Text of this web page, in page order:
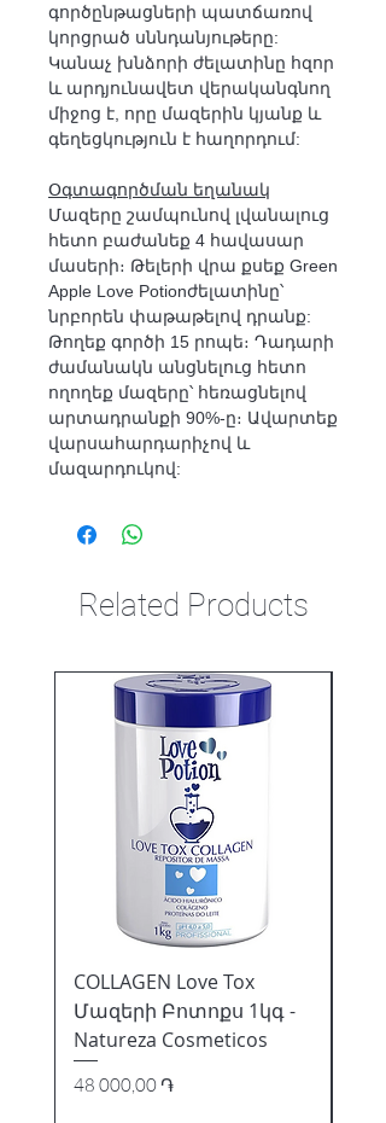
գործընթացների պատճառով
կորցրած սննդանյութերը:
Կանաչ խնձորի ժելատինը հզոր
և արդյունավետ վերականգնող
միջոց է, որը մազերին կյանք և
գեղեցկություն է հաղորդում:
Օգտագործման եղանակ
Մազերը շամպունով լվանալուց
հետո բաժանեք 4 հավասար
մասերի։ Թելերի վրա քսեք Green
Apple Love Potionժելատինը՝
նրբորեն փաթաթելով դրանք:
Թողեք գործի 15 րոպե։ Դադարի
ժամանակն անցնելուց հետո
ողողեք մազերը՝ հեռացնելով
արտադրանքի 90%-ը։ Ավարտեք
վարսահարդարիչով և
մազարդուկով:
Related Products
COLLAGEN Love Tox
Մազերի Բոտոքս 1կգ -
Natureza Cosmeticos
Price
48 000,00 ֏